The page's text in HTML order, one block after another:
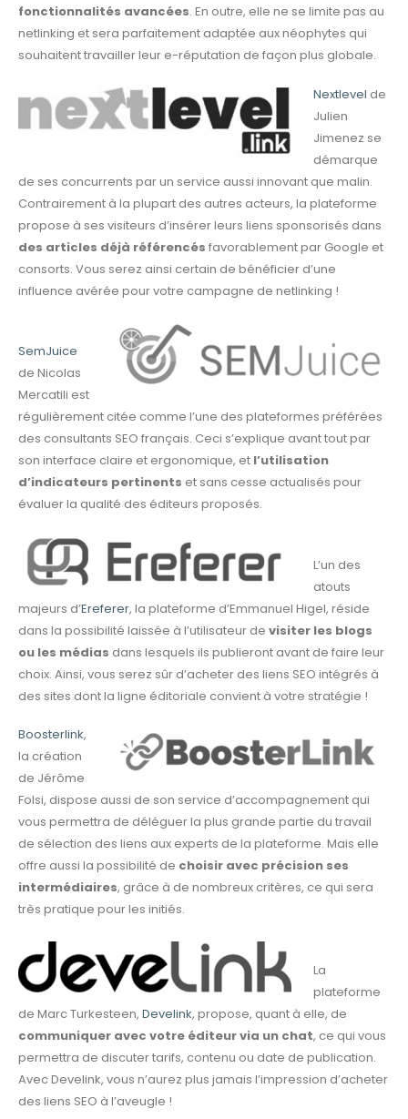
fonctionnalités avancées. En outre, elle ne se limite pas au
netlinking et sera parfaitement adaptée aux néophytes qui
souhaitent travailler leur e-réputation de façon plus globale.
Nextlevel de
Julien
Jimenez se
démarque
de ses concurrents par un service aussi innovant que malin.
Contrairement à la plupart des autres acteurs, la plateforme
propose à ses visiteurs d’insérer leurs liens sponsorisés dans
des articles déjà référencés favorablement par Google et
consorts. Vous serez ainsi certain de bénéficier d’une
influence avérée pour votre campagne de netlinking !
SemJuice
de Nicolas
Mercatili est
régulièrement citée comme l’une des plateformes préférées
des consultants SEO français. Ceci s’explique avant tout par
son interface claire et ergonomique, et l’utilisation
d’indicateurs pertinents et sans cesse actualisés pour
évaluer la qualité des éditeurs proposés.
L’un des
atouts
majeurs d’Ereferer, la plateforme d’Emmanuel Higel, réside
dans la possibilité laissée à l’utilisateur de visiter les blogs
ou les médias dans lesquels ils publieront avant de faire leur
choix. Ainsi, vous serez sûr d’acheter des liens SEO intégrés à
des sites dont la ligne éditoriale convient à votre stratégie !
Boosterlink,
la création
de Jérôme
Folsi, dispose aussi de son service d’accompagnement qui
vous permettra de déléguer la plus grande partie du travail
de sélection des liens aux experts de la plateforme. Mais elle
offre aussi la possibilité de choisir avec précision ses
intermédiaires, grâce à de nombreux critères, ce qui sera
très pratique pour les initiés.
La
plateforme
de Marc Turkesteen, Develink, propose, quant à elle, de
communiquer avec votre éditeur via un chat, ce qui vous
permettra de discuter tarifs, contenu ou date de publication.
Avec Develink, vous n’aurez plus jamais l’impression d’acheter
des liens SEO à l’aveugle !